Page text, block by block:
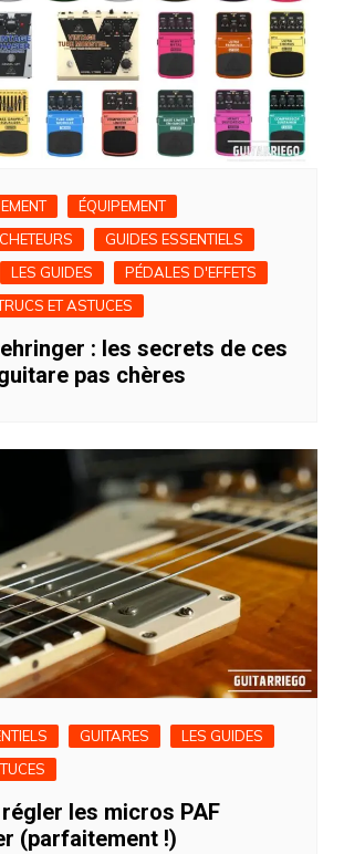
ÉQUIPEMENT
GUIDES ESSENTIELS
LES GUIDES
PÉDALES D'EFFETS
ET ASTUCES
: les secrets de ces
pas chères
GUITARES
LES GUIDES
les micros PAF
(parfaitement !)